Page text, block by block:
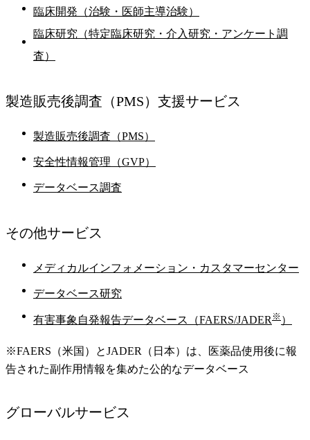
臨床開発（治験・医師主導治験）
臨床研究（特定臨床研究・介入研究・アンケート調
査）
製造販売後調査 （PMS）支援サービス
製造販売後調査（PMS）
安全性情報管理（GVP）
データベース調査
その他サービス
メディカルインフォメーション・カスタマーセンター
データベース研究
有害事象自発報告データベース（FAERS/JADER ※ ）
※FAERS（米国）とJADER（日本）は、医薬品使用後に報
告された副作用情報を集めた公的なデータベース
グローバルサービス